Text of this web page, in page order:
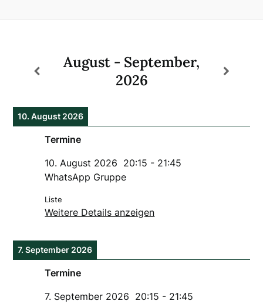
August - September,
2026
10. August 2026
Termine
10. August 2026 20:15 - 21:45
WhatsApp Gruppe
Liste
Weitere Details anzeigen
7. September 2026
Termine
7. September 2026 20:15 - 21:45